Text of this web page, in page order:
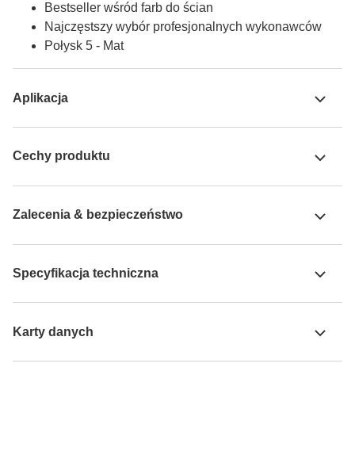
Bestseller wśród farb do ścian
Najczęstszy wybór profesjonalnych wykonawców
Połysk 5 - Mat
Aplikacja
Cechy produktu
Zalecenia & bezpieczeństwo
Specyfikacja techniczna
Karty danych